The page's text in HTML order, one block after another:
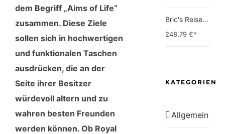
dem Begriff „Aims of Life“
zusammen. Diese Ziele
sollen sich in hochwertigen
und funktionalen Taschen
ausdrücken, die an der
Seite ihrer Besitzer
würdevoll altern und zu
wahren besten Freunden
werden können. Ob Royal
war:
309,00 €*
ist:
Bric's Reise-Henkeltasche Weekender
248,79 €*
KATEGORIEN
Allgemein